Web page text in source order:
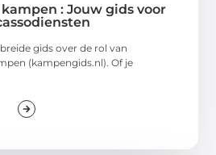
: Jouw gids voor
gids over de rol van
(kampengids.nl). Of je